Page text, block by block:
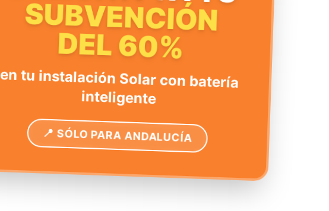
SUBVENCIÓN
DEL 60%
en tu instalación Solar con batería
inteligente
📍 SÓLO PARA ANDALUCÍA